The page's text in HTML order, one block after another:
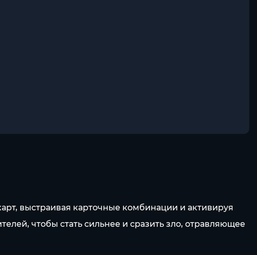
выстраивая карточные комбинации и активируя
чтобы стать сильнее и сразить зло, отравляющее